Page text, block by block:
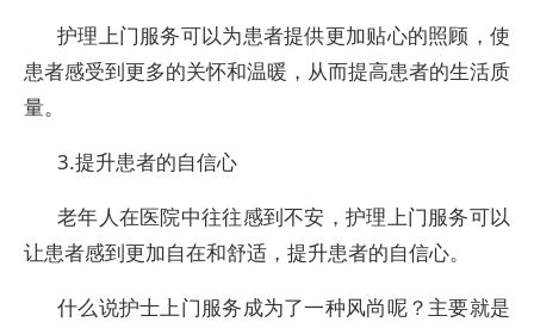
护理上门服务可以为患者提供更加贴心的照顾，使
患者感受到更多的关怀和温暖，从而提高患者的生活质
量。
3.提升患者的自信心
老年人在医院中往往感到不安，护理上门服务可以
让患者感到更加自在和舒适，提升患者的自信心。
什么说护士上门服务成为了一种风尚呢？主要就是